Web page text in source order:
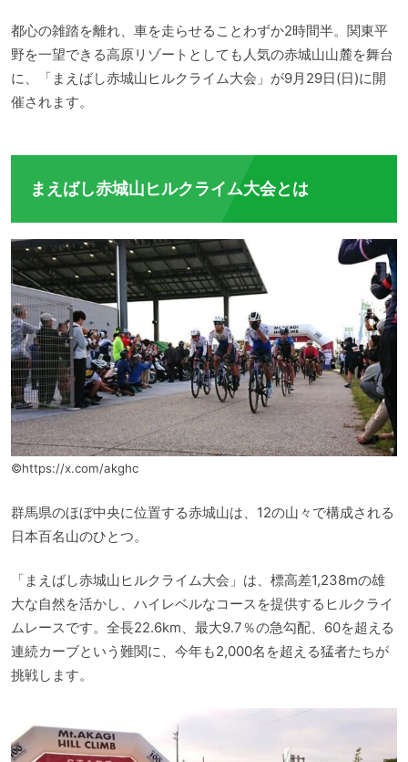
都心の雑踏を離れ、車を走らせることわずか2時間半。関東平
野を一望できる高原リゾートとしても人気の赤城山山麓を舞台
に、「まえばし赤城山ヒルクライム大会」が9月29日(日)に開
催されます。
まえばし赤城山ヒルクライム大会とは
©https://x.com/akghc
群馬県のほぼ中央に位置する赤城山は、12の山々で構成される
日本百名山のひとつ。
「まえばし赤城山ヒルクライム大会」は、標高差1,238mの雄
大な自然を活かし、ハイレベルなコースを提供するヒルクライ
ムレースです。全長22.6km、最大9.7％の急勾配、60を超える
連続カーブという難関に、今年も2,000名を超える猛者たちが
挑戦します。